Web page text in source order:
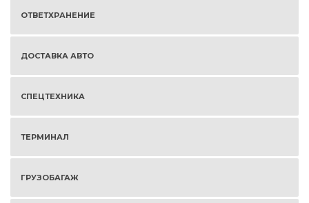
ОТВЕТХРАНЕНИЕ
ДОСТАВКА АВТО
СПЕЦТЕХНИКА
ТЕРМИНАЛ
ГРУЗОБАГАЖ